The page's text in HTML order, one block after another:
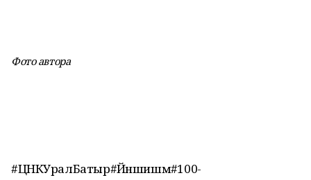
Фото автора
#ЦНКУралБатыр#Йәншишмә#100-